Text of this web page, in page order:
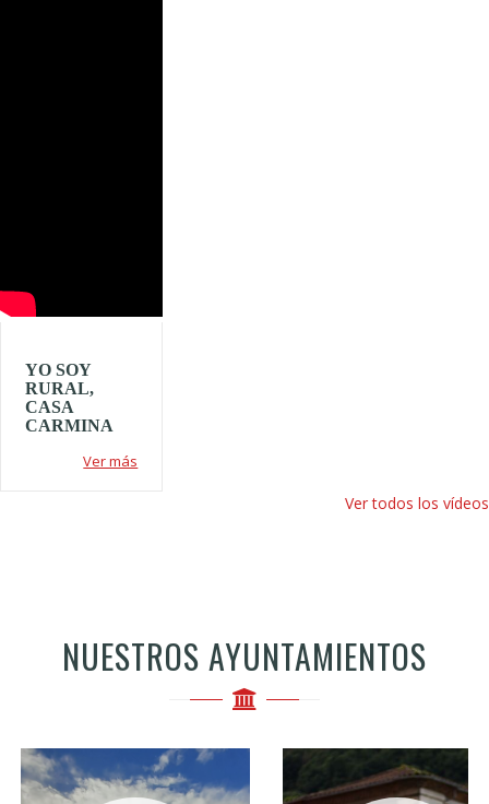
YO SOY
RURAL,
CASA
CARMINA
Ver más
Ver todos los vídeos
NUESTROS AYUNTAMIENTOS